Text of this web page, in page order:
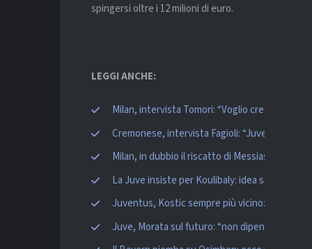
spingersi oltre i 12 milioni di euro.
LEGGI ANCHE:
Milan, intervista Tomori: “Voglio crescere qui,
Cremonese, intervista Fagioli: “Juve? Non
Milan, in dubbio il riscatto di Messias: Monza
La Juve insiste per Koulibaly: idea scambio con
Juventus, Kostic sempre più vicino: c’è
Juve, Morata sul futuro: “non dipende da me,